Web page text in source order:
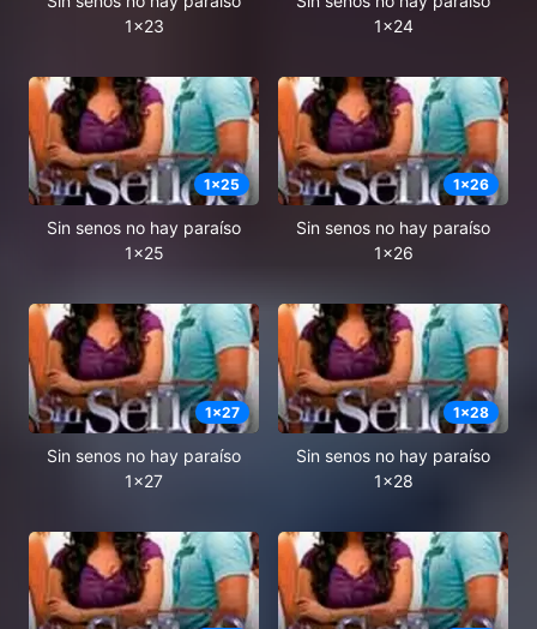
1x23
1x24
1x25
Sin senos no hay paraíso
1x25
1x26
Sin senos no hay paraíso
1x26
1x27
Sin senos no hay paraíso
1x27
1x28
Sin senos no hay paraíso
1x28